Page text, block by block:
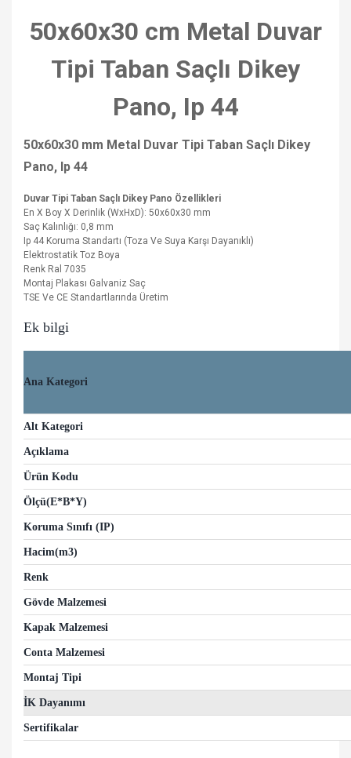
50x60x30 cm Metal Duvar
Tipi Taban Saçlı Dikey
Pano, Ip 44
50x60x30 mm Metal Duvar Tipi Taban Saçlı Dikey
Pano, Ip 44
Duvar Tipi Taban Saçlı Dikey Pano Özellikleri
En X Boy X Derinlik (WxHxD): 50x60x30 mm
Saç Kalınlığı: 0,8 mm
Ip 44 Koruma Standartı (Toza Ve Suya Karşı Dayanıklı)
Elektrostatik Toz Boya
Renk Ral 7035
Montaj Plakası Galvaniz Saç
TSE Ve CE Standartlarında Üretim
Ek bilgi
Ana Kategori
Alt Kategori
Açıklama
Ürün Kodu
Ölçü(E*B*Y)
Koruma Sınıfı (IP)
Hacim(m3)
Renk
Gövde Malzemesi
Kapak Malzemesi
Conta Malzemesi
Montaj Tipi
İK Dayanımı
Sertifikalar